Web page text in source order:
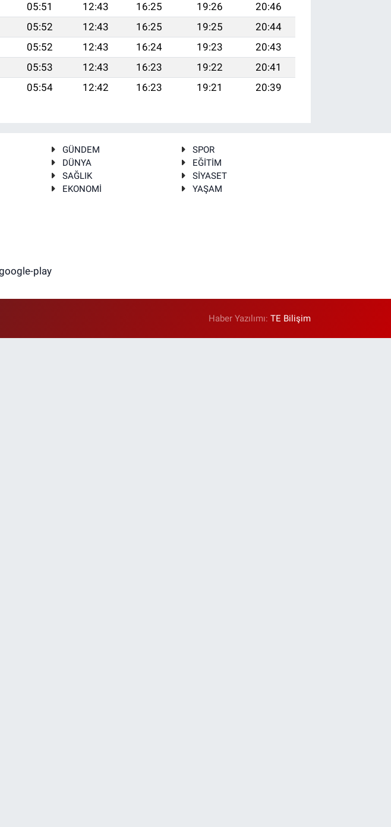
05:51 12:43 16:25 19:26
20:46
05:52 12:43 16:25 19:25
20:44
05:52 12:43 16:24 19:23
20:43
05:53 12:43 16:23 19:22
20:41
05:54 12:42 16:23 19:21 20:39
GÜNDEM
SPOR
DÜNYA
EĞİTİM
SAĞLIK
SİYASET
EKONOMİ
YAŞAM
Haber Yazılımı:TE Bilişim